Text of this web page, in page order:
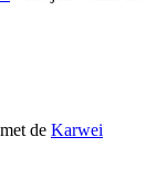
de Karwei